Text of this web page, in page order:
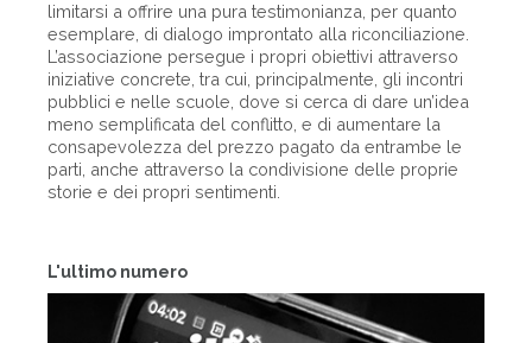
L'ultimo numero
limitarsi a offrire una pura testimonianza, per quanto
esemplare, di dialogo improntato alla riconciliazione.
L’associazione persegue i propri obiettivi attraverso
iniziative concrete, tra cui, principalmente, gli incontri
pubblici e nelle scuole, dove si cerca di dare un’idea
meno semplificata del conflitto, e di aumentare la
consapevolezza del prezzo pagato da entrambe le
parti, anche attraverso la condivisione delle proprie
storie e dei propri sentimenti.